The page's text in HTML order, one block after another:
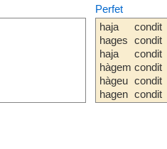
Perfet
haja
hages
haja
hàgem
hàgeu
hagen
condit
condit
condit
condit
condit
condit